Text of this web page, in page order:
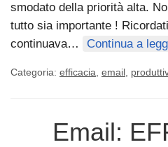
smodato della priorità alta.
tutto sia importante !
continuava…
Continua a
Categoria: efficacia email
Email: